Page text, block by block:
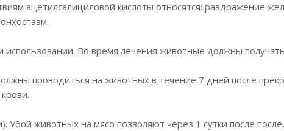
ацетилсалициловой кислоты относятся: раздражение
Во время лечения животные должны
проводиться на животных в течение 7 дней после
Убой животных на мясо позволяют через 1 сутки после